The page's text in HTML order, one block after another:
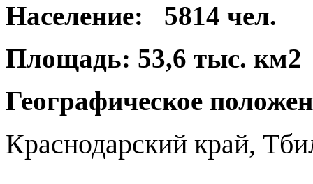
Население:
5814 чел.
Площадь: 53,6 тыс. км2
Географическое
Краснодарский край,